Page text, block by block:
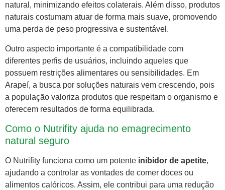
natural, minimizando efeitos colaterais. Além disso, produtos
naturais costumam atuar de forma mais suave, promovendo
uma perda de peso progressiva e sustentável.
Outro aspecto importante é a compatibilidade com
diferentes perfis de usuários, incluindo aqueles que
possuem restrições alimentares ou sensibilidades. Em
Arapeí, a busca por soluções naturais vem crescendo, pois
a população valoriza produtos que respeitam o organismo e
oferecem resultados de forma equilibrada.
Como o Nutrifity ajuda no emagrecimento
natural seguro
O Nutrifity funciona como um potente inibidor de apetite,
ajudando a controlar as vontades de comer doces ou
alimentos calóricos. Assim, ele contribui para uma redução